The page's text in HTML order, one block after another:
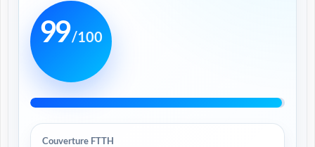
99/100
Couverture FTTH